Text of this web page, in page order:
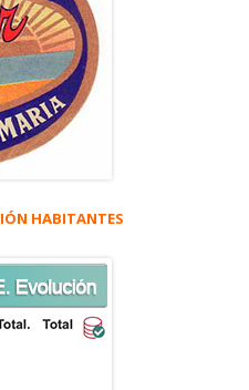
HABITANTES